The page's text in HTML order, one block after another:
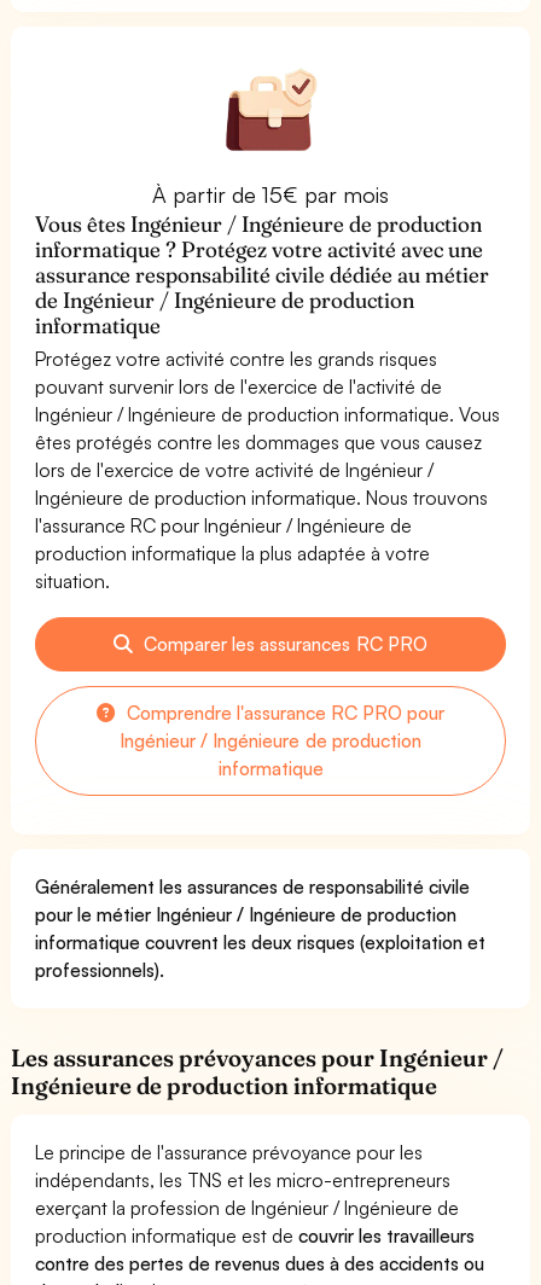
À partir de 15€ par mois
Vous êtes Ingénieur / Ingénieure de production
informatique ? Protégez votre activité avec une
assurance responsabilité civile dédiée au métier
de Ingénieur / Ingénieure de production
informatique
Protégez votre activité contre les grands risques
pouvant survenir lors de l'exercice de l'activité de
Ingénieur / Ingénieure de production informatique. Vous
êtes protégés contre les dommages que vous causez
lors de l'exercice de votre activité de Ingénieur /
Ingénieure de production informatique. Nous trouvons
l'assurance RC pour Ingénieur / Ingénieure de
production informatique la plus adaptée à votre
situation.
Comparer les assurances RC PRO
Comprendre l'assurance RC PRO pour
Ingénieur / Ingénieure de production
informatique
Généralement les assurances de responsabilité civile
pour le métier Ingénieur / Ingénieure de production
informatique couvrent les deux risques (exploitation et
professionnels).
Les assurances prévoyances pour Ingénieur /
Ingénieure de production informatique
Le principe de l'assurance prévoyance pour les
indépendants, les TNS et les micro-entrepreneurs
exerçant la profession de Ingénieur / Ingénieure de
production informatique est decouvrir les travailleurs
contre des pertes de revenus dues à des accidents ou